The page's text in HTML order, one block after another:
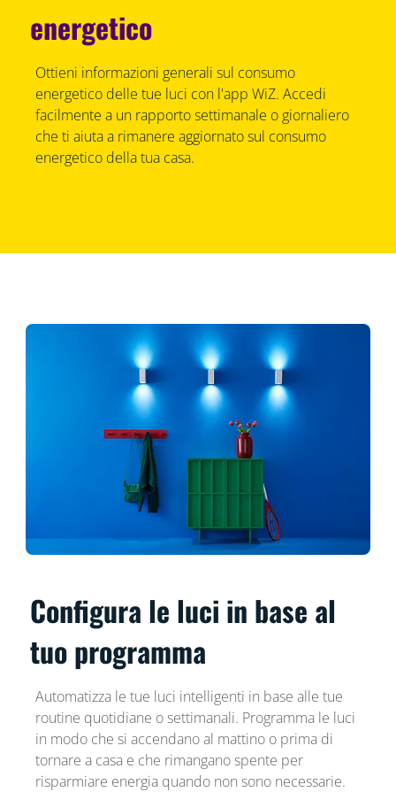
energetico
Ottieni informazioni generali sul consumo
energetico delle tue luci con l'app WiZ. Accedi
facilmente a un rapporto settimanale o giornaliero
che ti aiuta a rimanere aggiornato sul consumo
energetico della tua casa.
Configura le luci in base al
tuo programma
Automatizza le tue luci intelligenti in base alle tue
routine quotidiane o settimanali. Programma le luci
in modo che si accendano al mattino o prima di
tornare a casa e che rimangano spente per
risparmiare energia quando non sono necessarie.